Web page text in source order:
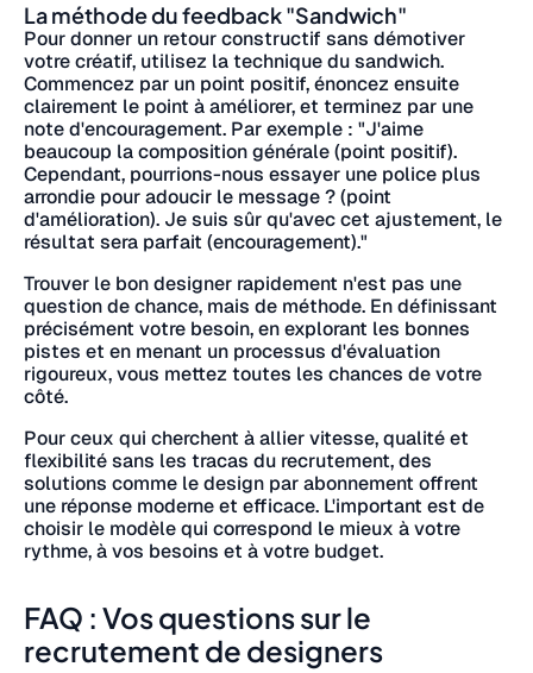
La méthode du feedback "Sandwich"
Pour donner un retour constructif sans démotiver
votre créatif, utilisez la technique du sandwich.
Commencez par un point positif, énoncez ensuite
clairement le point à améliorer, et terminez par une
note d'encouragement. Par exemple : "J'aime
beaucoup la composition générale (point positif).
Cependant, pourrions-nous essayer une police plus
arrondie pour adoucir le message ? (point
d'amélioration). Je suis sûr qu'avec cet ajustement, le
résultat sera parfait (encouragement)."
Trouver le bon designer rapidement n'est pas une
question de chance, mais de méthode. En définissant
précisément votre besoin, en explorant les bonnes
pistes et en menant un processus d'évaluation
rigoureux, vous mettez toutes les chances de votre
côté.
Pour ceux qui cherchent à allier vitesse, qualité et
flexibilité sans les tracas du recrutement, des
solutions comme le design par abonnement offrent
une réponse moderne et efficace. L'important est de
choisir le modèle qui correspond le mieux à votre
rythme, à vos besoins et à votre budget.
FAQ : Vos questions sur le
recrutement de designers